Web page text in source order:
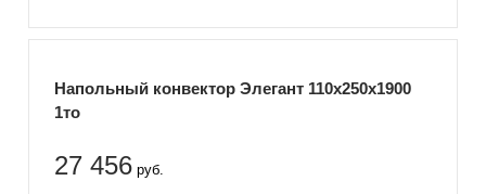
Напольный конвектор Элегант 110x250x1900
1то
27 456 руб.